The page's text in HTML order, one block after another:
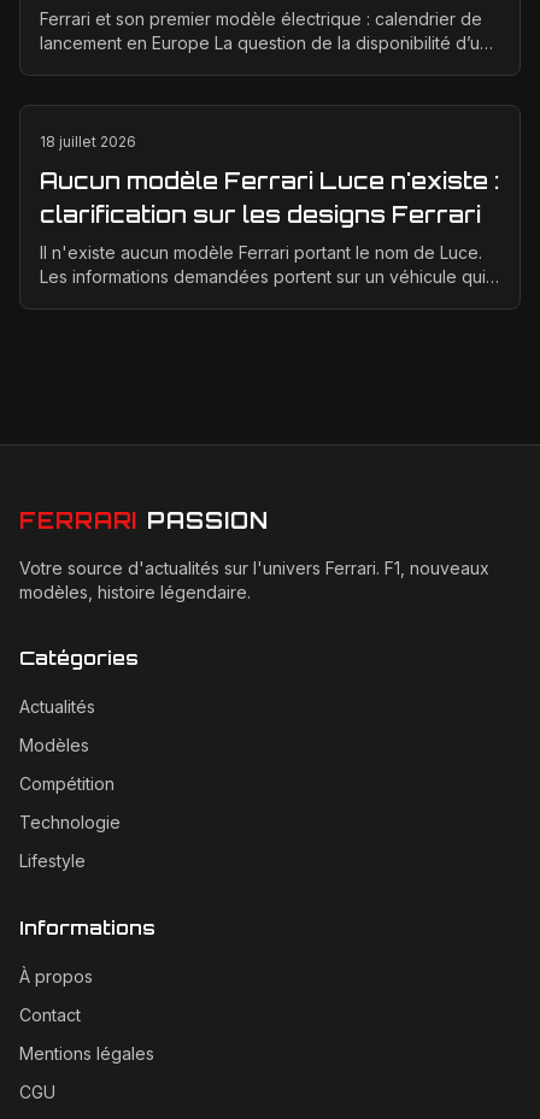
en Europe
Ferrari et son premier modèle électrique : calendrier de
lancement en Europe La question de la disponibilité d’une
18 juillet 2026
Aucun modèle Ferrari Luce n'existe :
clarification sur les designs Ferrari
Il n'existe aucun modèle Ferrari portant le nom de Luce.
Les informations demandées portent sur un véhicule qui
FERRARI PASSION
Votre source d'actualités sur l'univers Ferrari. F1, nouveaux
modèles, histoire légendaire.
Catégories
Actualités
Modèles
Compétition
Technologie
Lifestyle
Informations
À propos
Contact
Mentions légales
CGU